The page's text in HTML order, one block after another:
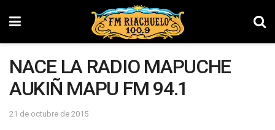
NACE LA RADIO MAPUCHE
AUKIÑ MAPU FM 94.1
21 de octubre de 2015